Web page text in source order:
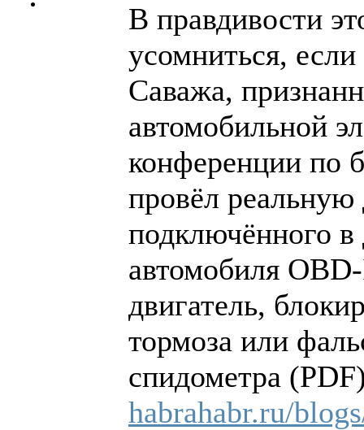
В правдивости
усомниться,
Саважа,
автомобильной
конференции по
провёл реальную
подключённого в
автомобиля
двигатель,
тормоза или
спидометра
habrahabr.ru/